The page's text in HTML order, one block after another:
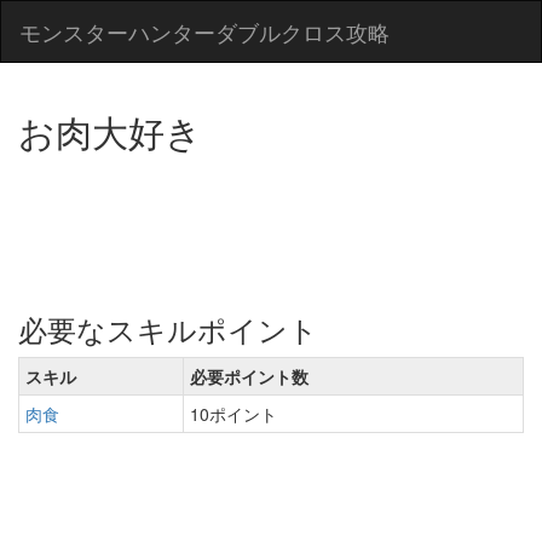
モンスターハンターダブルクロス攻略
お肉大好き
必要なスキルポイント
スキル
必要ポイント数
肉食
10ポイント